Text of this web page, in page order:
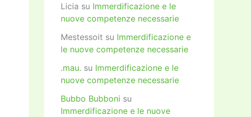
Licia su Immerdificazione e le
nuove competenze necessarie
Mestessoit su Immerdificazione e
le nuove competenze necessarie
.mau. su Immerdificazione e le
nuove competenze necessarie
Bubbo Bubboni su
Immerdificazione e le nuove